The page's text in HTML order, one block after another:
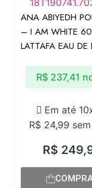
ANA ABIYEDH
– I AM WHITE
LATTAFA EAU DE
R$
Em até
R$ 24,99
R$237,41